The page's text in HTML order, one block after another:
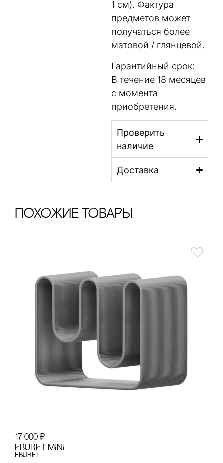
1 см). Фактура
предметов может
получаться более
матовой / глянцевой.
Гарантийный срок:
В течение 18 месяцев
с момента
приобретения.
Проверить
наличие
Доставка
ПохОжИе тОваРы
17 000 ₽
EBURET MINI
EBURET